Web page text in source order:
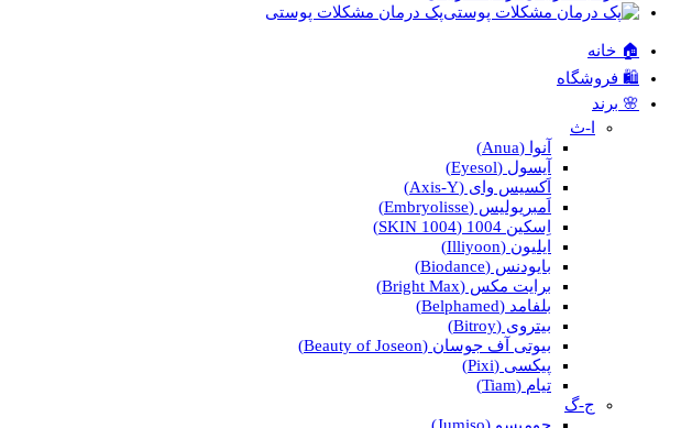
پک درمان مشکلات پوستی
🏠 خانه
🛍️ فروشگاه
🌸 برند
ا-ث
آنوا (Anua)
آیسول (Eyesol)
اَکسیس وای (Axis-Y)
اَمبریولیس (Embryolisse)
اِسکین 1004 (SKIN 1004)
ایلیون (Illiyoon)
بایودنس (Biodance)
برایت مکس (Bright Max)
بلفامد (Belphamed)
بیتروی (Bitroy)
بیوتی آف جوسان (Beauty of Joseon)
پیکسی (Pixi)
تیام (Tiam)
ج-گ
جومیسو (Jumiso)